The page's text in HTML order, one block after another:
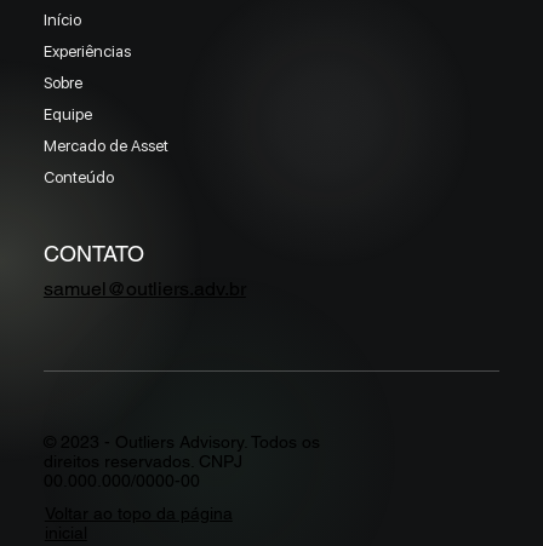
Início
Experiências
Sobre
Equipe
Mercado de Asset
Conteúdo
samuel@outliers.adv.br
CONTATO
Voltar ao topo da página
© 2023 - Outliers Advisory. Todos os
direitos reservados. CNPJ
00.000.000/0000-00